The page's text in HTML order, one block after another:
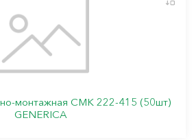
монтажная СМК 222-415 (50шт)
GENERICA